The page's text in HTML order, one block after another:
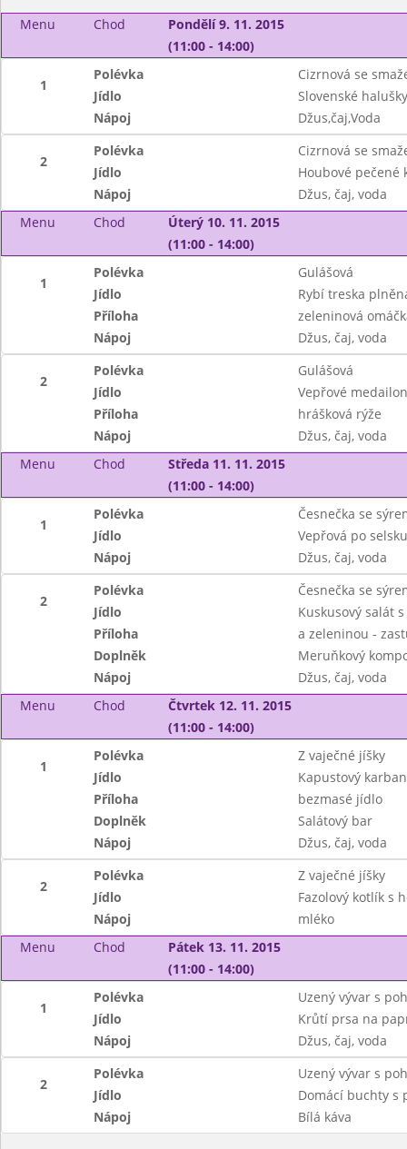
Menu Chod
Pondělí 9. 11. 2015
(11:00 - 14:00)
1
Polévka
Cizrnová se
Jídlo
Slovenské
Nápoj
Džus,čaj,Voda
2
Polévka
Cizrnová se
Jídlo
Houbové pečené
Nápoj
Džus, čaj, voda
Menu
Chod
Úterý 10. 11. 2015
(11:00 - 14:00)
1
Polévka
Gulášová
Jídlo
Rybí treska
Příloha
zeleninová
Nápoj
Džus, čaj, voda
2
Polévka
Gulášová
Jídlo
Vepřové
Příloha
hrášková rýže
Nápoj
Džus, čaj, voda
Menu
Chod
Středa 11. 11. 2015
(11:00 - 14:00)
1
Polévka
Česnečka se
Jídlo
Vepřová po
Nápoj
Džus, čaj, voda
2
Polévka
Česnečka se
Jídlo
Kuskusový salát
Příloha
a zeleninou -
Doplněk
Meruňkový
Nápoj
Džus, čaj, voda
Menu
Chod
Čtvrtek 12. 11. 2015
(11:00 - 14:00)
1
Polévka
Z vaječné jíšky
Jídlo
Kapustový
Příloha
bezmasé jídlo
Doplněk
Salátový bar
Nápoj
Džus, čaj, voda
2
Polévka
Z vaječné jíšky
Jídlo
Fazolový kotlík s
Nápoj
mléko
Menu
Chod
Pátek 13. 11. 2015
(11:00 - 14:00)
1
Polévka
Uzený vývar s
Jídlo
Krůtí prsa na
Nápoj
Džus, čaj, voda
2
Polévka
Uzený vývar s
Jídlo
Domácí buchty s
Nápoj
Bílá káva